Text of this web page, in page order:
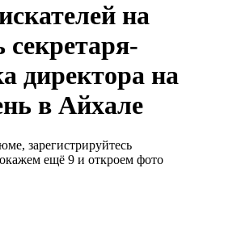
на
секретаря-
директора на
в Айхале
зарегистрируйтесь
ещё 9 и откроем фото